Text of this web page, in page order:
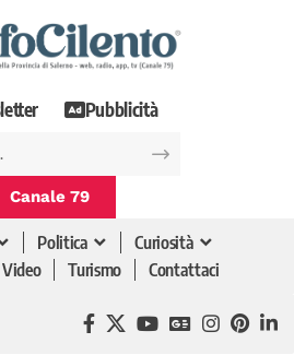
Pubblicità
Canale 79
Politica
Curiosità
Video Turismo Contattaci